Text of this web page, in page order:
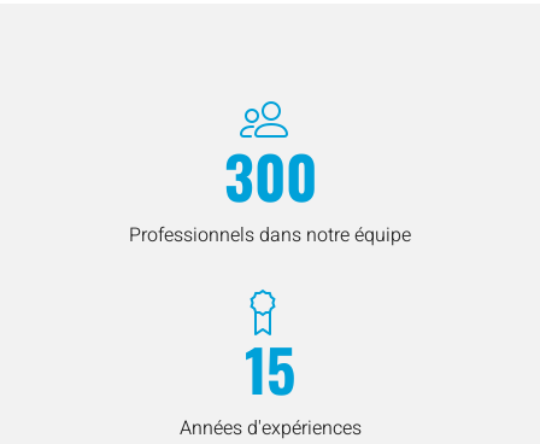
300
Professionnels dans notre équipe
15
Années d'expériences